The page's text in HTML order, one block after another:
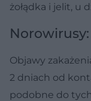
żołądka i jelit, u
Objawy
2 dniach od
podobne do